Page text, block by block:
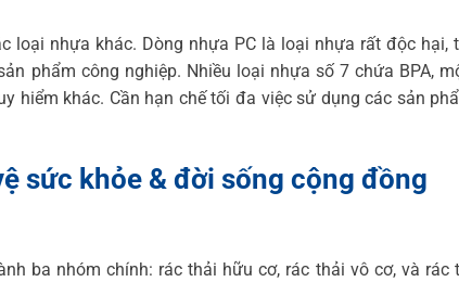
loại nhựa khác. Dòng nhựa PC là loại nhựa rất độc hại,
phẩm công nghiệp. Nhiều loại nhựa số 7 chứa BPA,
hiểm khác. Cần hạn chế tối đa việc sử dụng các sản
sức khỏe & đời sống cộng đồng
ba nhóm chính: rác thải hữu cơ, rác thải vô cơ, và rác